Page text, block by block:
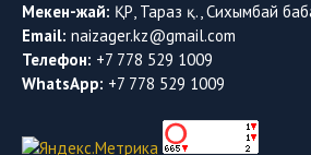
Мекен-жай: ҚР, Тараз қ., Сихымбай
Email: naizager.kz@gmail.com
Телефон: +7 778 529 1009
WhatsApp: +7 778 529 1009